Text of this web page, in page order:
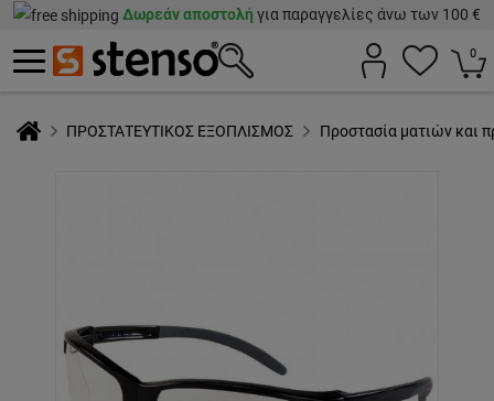
Δωρεάν αποστολή για παραγγελίες άνω των 100 €
0
ΠΡΟΣΤΑΤΕΥΤΙΚΟΣ ΕΞΟΠΛΙΣΜΟΣ Προστασία ματιών και